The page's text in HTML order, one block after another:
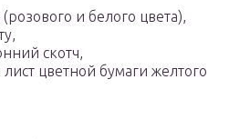
и белого цвета),
скотч,
цветной бумаги желтого